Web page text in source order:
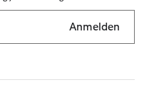
Anmelden